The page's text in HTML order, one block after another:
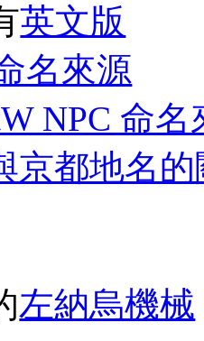
英文版
名來源
NPC 命名
京都地名
左納烏機械